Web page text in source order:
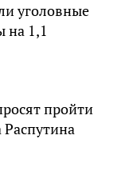
уголовные
на 1,1
пройти
Распутина